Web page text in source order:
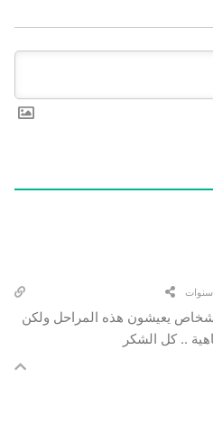
يعيشون هذه المراحل ولكن
.. كل الشكر